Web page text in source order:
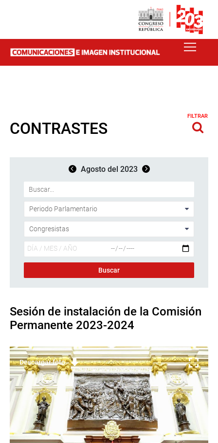
CONTRASTES
FILTRAR
Agosto del 2023
Sesión de instalación de la Comisión
Permanente 2023-2024
Descargar foto